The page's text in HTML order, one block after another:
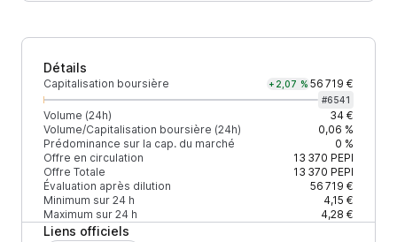
Détails
Capitalisation boursière +2,07 % 56 719 €
#6541
Volume (24h)
34 €
Volume/Capitalisation boursière (24h)
0,06 %
Prédominance sur la cap. du marché
0 %
Offre en circulation
13 370 PEPI
Offre Totale
13 370 PEPI
Évaluation après dilution
56 719 €
Minimum sur 24 h
4,15 €
Maximum sur 24 h
4,28 €
Liens officiels